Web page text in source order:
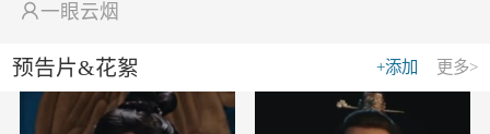
 一眼云烟
更多>
+添加
预告片&花絮